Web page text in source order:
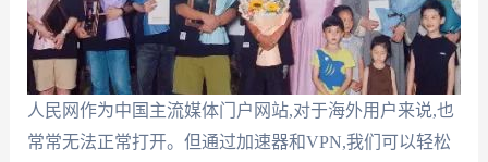
人民网作为中国主流媒体门户网站,对于海外用户来说,也
常常无法正常打开。但通过加速器和VPN,我们可以轻松